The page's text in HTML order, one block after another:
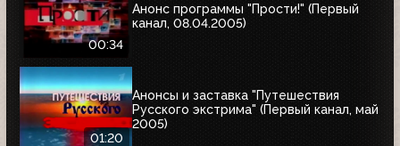
00:34
Анонс программы "Прости!" (Первый
канал, 08.04.2005)
01:20
Анонсы и заставка "Путешествия
Русского экстрима" (Первый канал, май
2005)